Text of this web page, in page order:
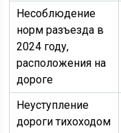
Несоблюдение
норм разъезда в
2024 году,
расположения на
дороге
Неуступление
дороги тихоходом